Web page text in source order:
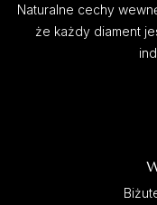
Naturalne cechy
że każdy diament